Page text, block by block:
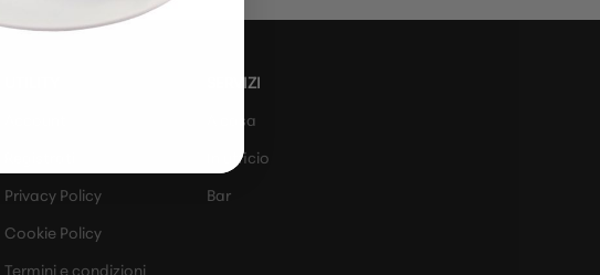
Privacy Policy
Cookie Policy
Termini e condizioni
SERVIZI
A casa
In ufficio
Bar